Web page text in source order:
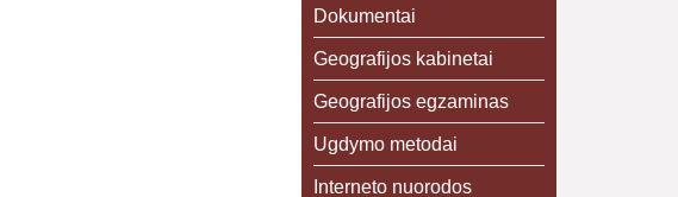
Dokumentai
Geografijos kabinetai
Geografijos egzaminas
Ugdymo metodai
Interneto nuorodos